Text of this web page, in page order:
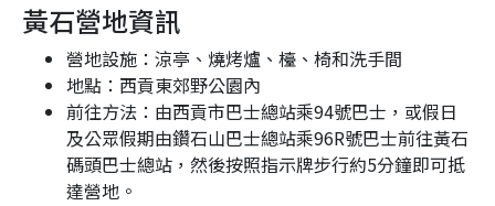
黃石營地資訊
營地設施：涼亭、燒烤爐、檯、椅和洗手間
地點：西貢東郊野公園內
前往方法：由西貢市巴士總站乘94號巴士，或假日
及公眾假期由鑽石山巴士總站乘96R號巴士前往黃石
碼頭巴士總站，然後按照指示牌步行約5分鐘即可抵
達營地。